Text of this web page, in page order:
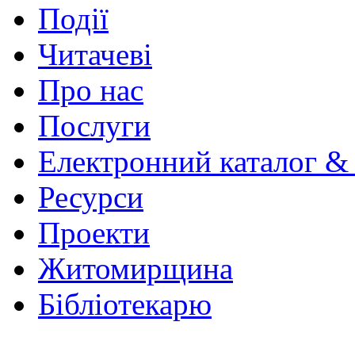
Події
Читачеві
Про нас
Послуги
Електронний каталог
Ресурси
Проекти
Житомирщина
Бібліотекарю